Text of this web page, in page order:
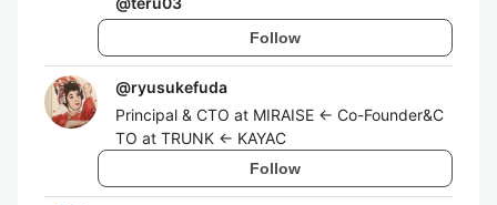
Follow
@ryusukefuda
Principal & CTO at MIRAISE ← Co-Founder&C
TO at TRUNK ← KAYAC
Follow